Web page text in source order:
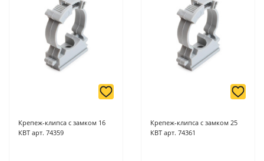
Крепеж-клипса с замком 16
КВТ арт. 74359
Крепеж-клипса с замком 25
КВТ арт. 74361